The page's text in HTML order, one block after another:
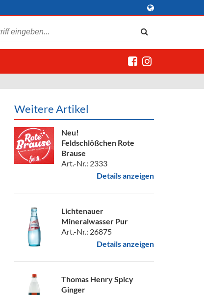
Weitere Artikel
Neu!
Feldschlößchen Rote
Brause
Art.-Nr.: 2333
Details anzeigen
Lichtenauer
Mineralwasser Pur
Art.-Nr.: 26875
Details anzeigen
Thomas Henry Spicy
Ginger